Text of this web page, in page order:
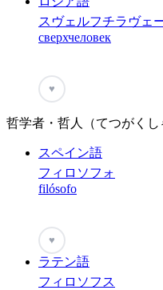
スヴェルフチラヴェ
сверхчеловек
♥
哲学者・哲人（てつがくし
スペイン語
フィロソフォ
filósofo
♥
ラテン語
フィロソフス